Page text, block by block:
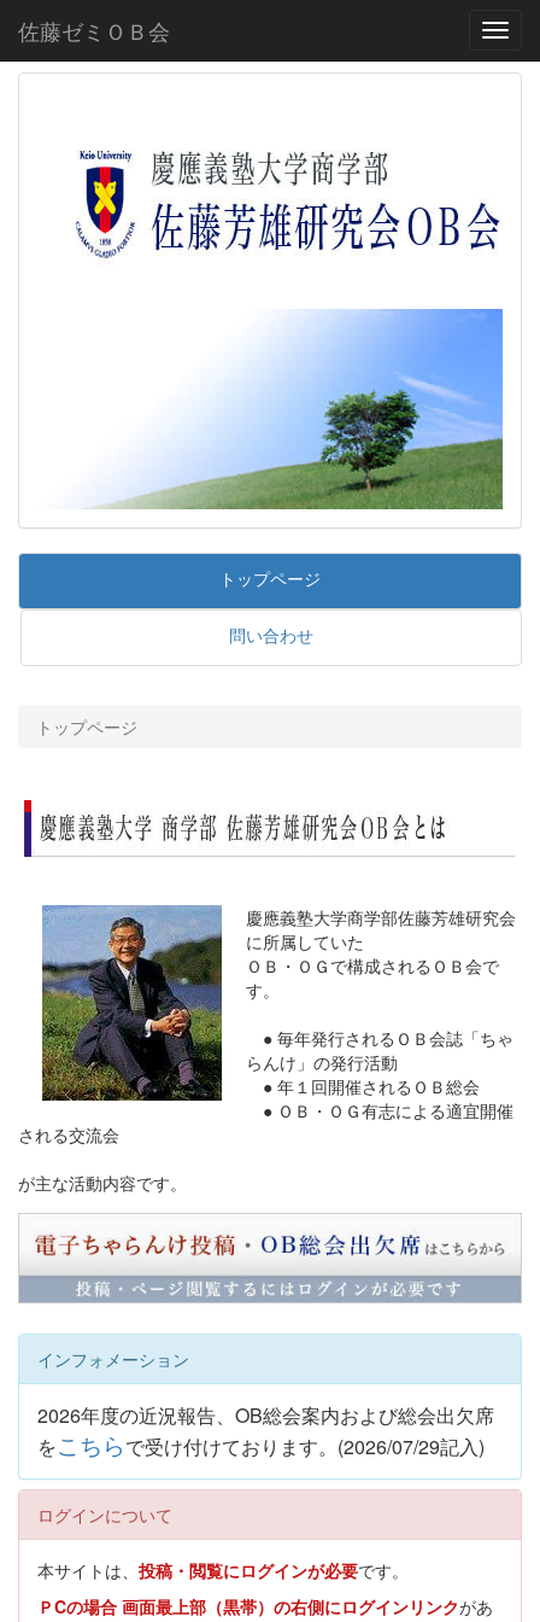
佐藤ゼミＯＢ会
トップページ
問い合わせ
トップページ
慶應義塾大学商学部佐藤芳雄研究会
に所属していた
ＯＢ・ＯＧで構成されるＯＢ会で
す。
● 毎年発行されるＯＢ会誌「ちゃ
らんけ」の発行活動
● 年１回開催されるＯＢ総会
● ＯＢ・ＯＧ有志による適宜開催
される交流会
が主な活動内容です。
インフォメーション
2026年度の近況報告、OB総会案内および総会出欠席
をこちらで受け付けております。(2026/07/29記入)
ログインについて
本サイトは、 投稿・閲覧にログインが必要です。
ＰCの場合 画面最上部（黒帯）の右側にログインリンクがあ